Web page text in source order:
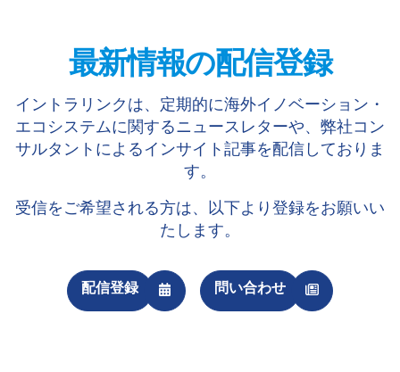
最新情報の配信登録
イントラリンクは、定期的に海外イノベーション・
エコシステムに関するニュースレターや、弊社コン
サルタントによるインサイト記事を配信しておりま
す。
受信をご希望される方は、以下より登録をお願いい
たします。
配信登録 問い合わせ